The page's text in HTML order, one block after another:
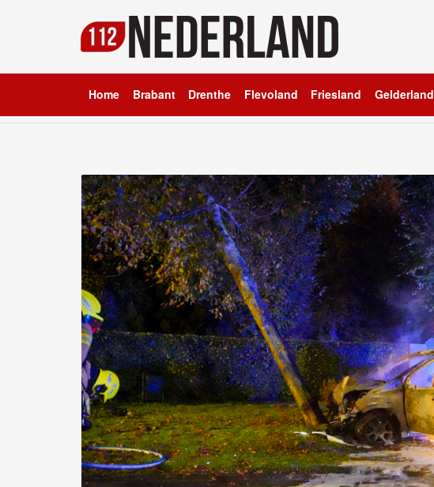
Home Brabant Drenthe Flevoland Friesland Gelderland